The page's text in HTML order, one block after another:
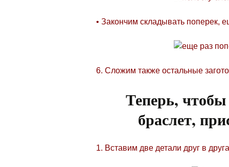
• Закончим складывать поперек,
6. Сложим также остальные
Теперь,
браслет,
1. Вставим две детали друг в